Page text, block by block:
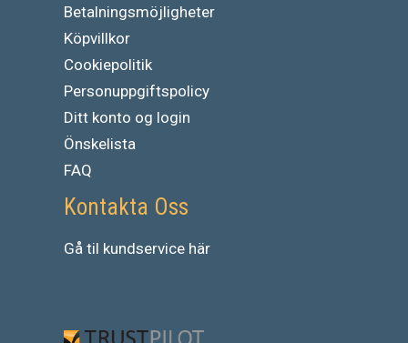
Betalningsmöjligheter
Köpvillkor
Cookiepolitik
Personuppgiftspolicy
Ditt konto og login
Önskelista
FAQ
Kontakta Oss
Gå til kundservice här